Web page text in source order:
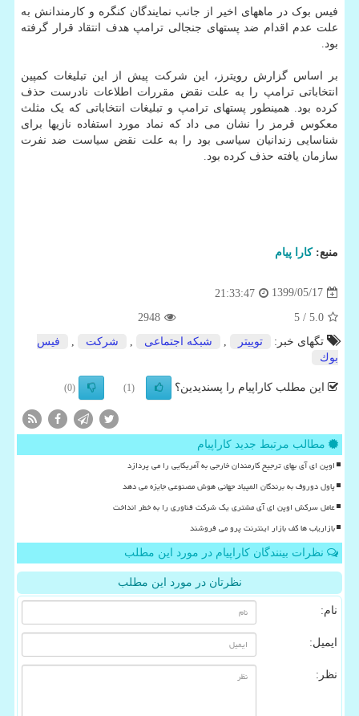
فیس بوک در ماههای اخیر از جانب نمایندگان کنگره و کارمندانش به
علت عدم اقدام ضد پستهای جنجالی ترامپ هدف انتقاد قرار گرفته
بود.
بر اساس گزارش رویترز، این شرکت پیش از این تبلیغات کمپین
انتخاباتی ترامپ را به علت نقض مقررات اطلاعات نادرست حذف
کرده بود. همینطور پستهای ترامپ و تبلیغات انتخاباتی که یک مثلث
معکوس قرمز را نشان می داد که نماد مورد استفاده نازیها برای
شناسایی زندانیان سیاسی بود را به علت نقض سیاست ضد نفرت
سازمان یافته حذف کرده بود.
منبع:كارا پیام
1399/05/17
21:33:47
5.0
/ 5
2948
تگهای خبر:
توییتر شبكه اجتماعی شركت
فیس
بوك
این مطلب کاراپیام را پسندیدین؟ (1)
(0)
مطالب مرتبط جدید کاراپیام
اوپن ای آی بهای ترجیح کارمندان خارجی به آمریکایی را می پردازد
پاول دوروف به برندگان المپیاد جهانی هوش مصنوعی جایزه می دهد
عامل سرکش اوپن ای آی مشتری یک شرکت فناوری را به خطر انداخت
بازاریاب ها کف بازار اینترنت پرو می فروشند
نظرات بینندگان کاراپیام در مورد این مطلب
نظرتان در مورد این مطلب
نام:
ایمیل:
نظر: